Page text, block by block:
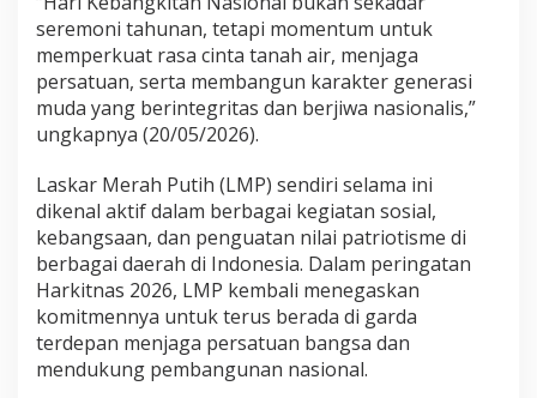
B
a
n
g
s
a
D
m
i
K
e
d
a
u
l
a
t
seremoni tahunan, tetapi momentum untuk
memperkuat rasa cinta tanah air, menjaga
persatuan, serta membangun karakter generasi
muda yang berintegritas dan berjiwa nasionalis,”
ungkapnya (20/05/2026).
Laskar Merah Putih (LMP) sendiri selama ini
dikenal aktif dalam berbagai kegiatan sosial,
kebangsaan, dan penguatan nilai patriotisme di
berbagai daerah di Indonesia. Dalam peringatan
Harkitnas 2026, LMP kembali menegaskan
komitmennya untuk terus berada di garda
terdepan menjaga persatuan bangsa dan
mendukung pembangunan nasional.